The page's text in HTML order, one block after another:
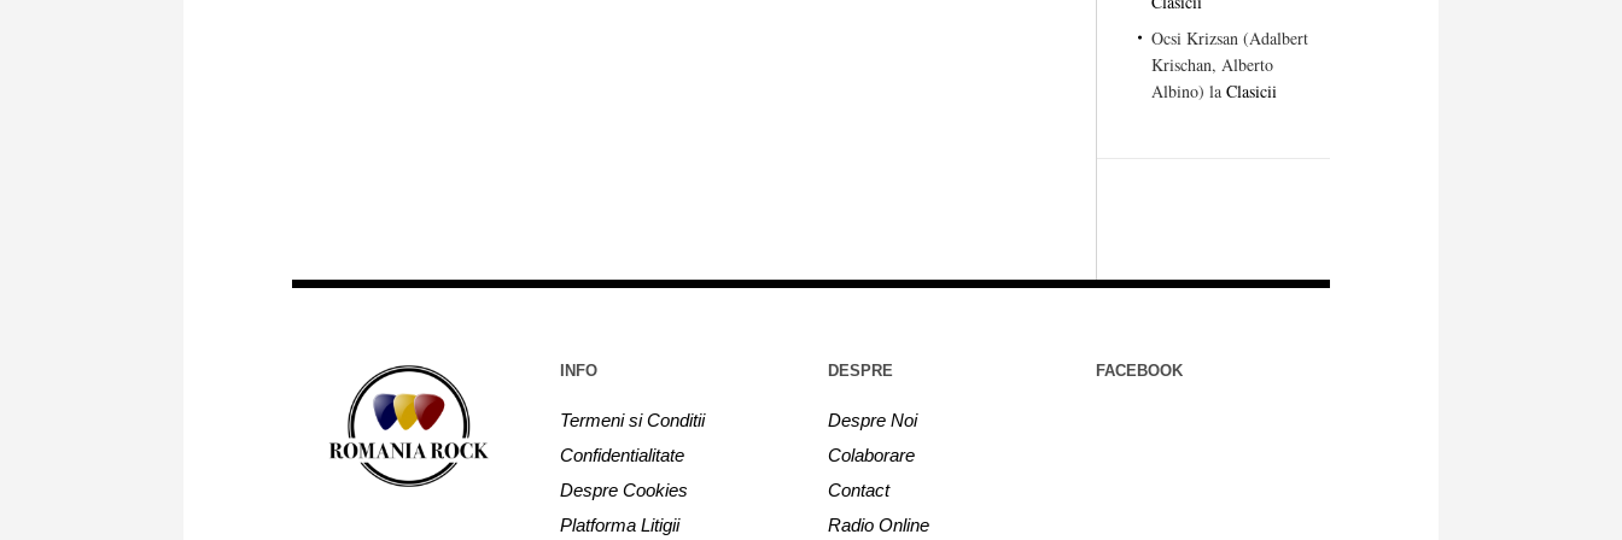
Ocsi Krizsan (Adalbert
Krischan, Alberto
Albino) la Clasicii
INFO
Termeni si Conditii
Confidentialitate
Despre Cookies
Platforma Litigii
DESPRE
Despre Noi
Colaborare
Contact
Radio Online
FACEBOOK